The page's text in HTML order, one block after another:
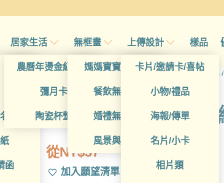
片
函
居家生活
農曆年燙金紅包袋
彌月卡
陶瓷杯墊
無框畫
媽媽寶寶無框畫
餐飲無框畫
婚禮無框畫
風景與藝術
上傳設計
卡片/邀請卡/喜帖
小物/禮品
海報/傳單
名片/小卡
相片類
樣品
首頁 所有產品/卡片/邀請函(p)
WEA1VE0015 描圖
從NT$37
加入願望清單